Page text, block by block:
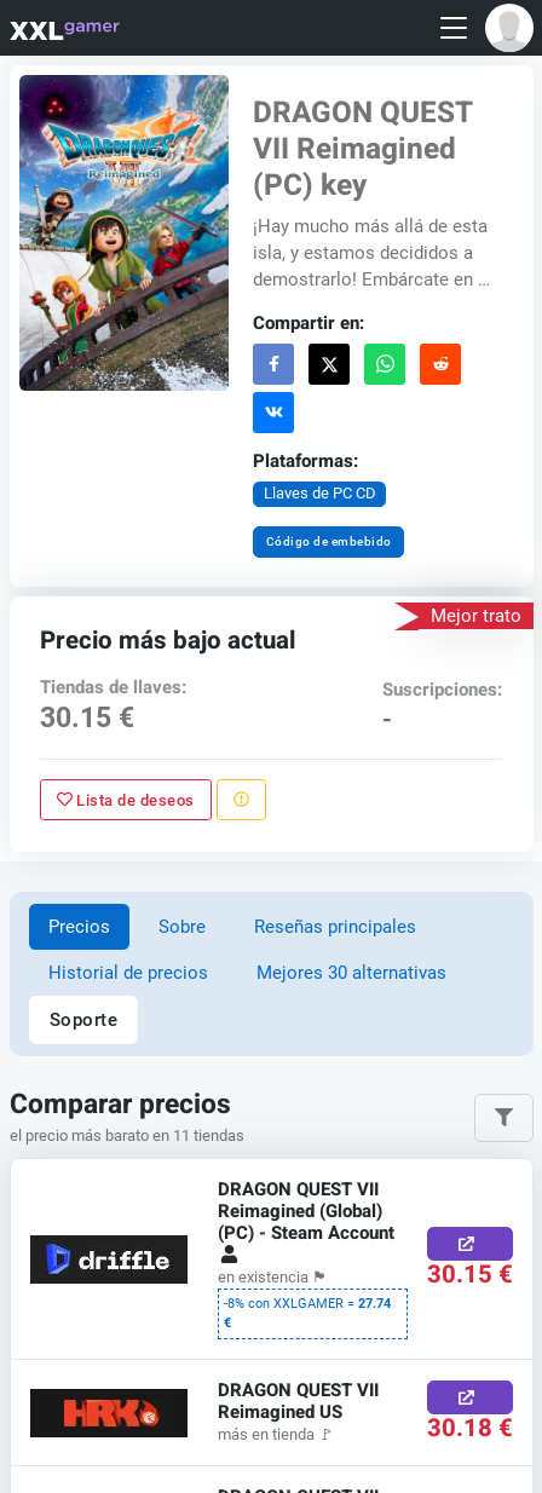
DRAGON QUEST
VII Reimagined
(PC) key
¡Hay mucho más allá de esta
isla, y estamos decididos a
demostrarlo! Embárcate en un
DRAGON QUEST VII
Reimagined. Como hi...
Compartir en:
Plataformas:
Llaves de PC CD
Código de embebido
Mejor trato
Precio más bajo actual
Tiendas de llaves:
30.15 €
Suscripciones:
-
Lista de deseos
Precios Sobre Reseñas principales
Historial de precios Mejores 30 alternativas
Soporte
Comparar precios
el precio más barato en 11 tiendas
DRAGON QUEST VII
Reimagined (Global)
(PC) - Steam Account
en existencia 🏴
-8% con XXLGAMER =27.74
€
30.15 €
DRAGON QUEST VII
Reimagined US
más en tienda 🚩 30.18 €